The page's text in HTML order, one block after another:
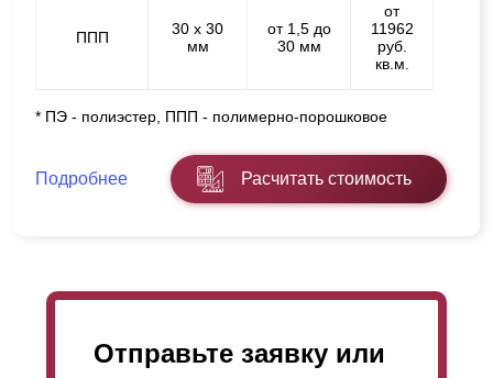
ППП
30 х 30
мм
от 1,5 до
30 мм
от
11962
руб.
кв.м.
* ПЭ - полиэстер, ППП - полимерно-порошковое
Подробнее Расчитать стоимость
Отправьте заявку или